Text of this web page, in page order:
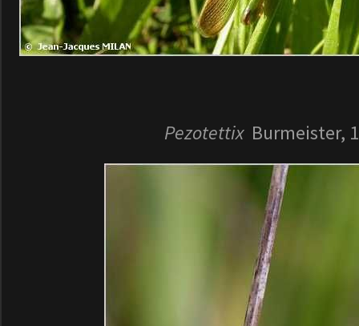
Pezotettix Burmeister,